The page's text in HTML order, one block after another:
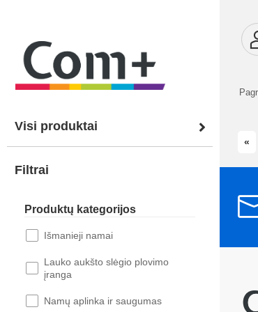
Visi produktai
Filtrai
Produktų kategorijos
Išmanieji namai
Lauko aukšto slėgio plovimo
įranga
Namų aplinka ir saugumas
«